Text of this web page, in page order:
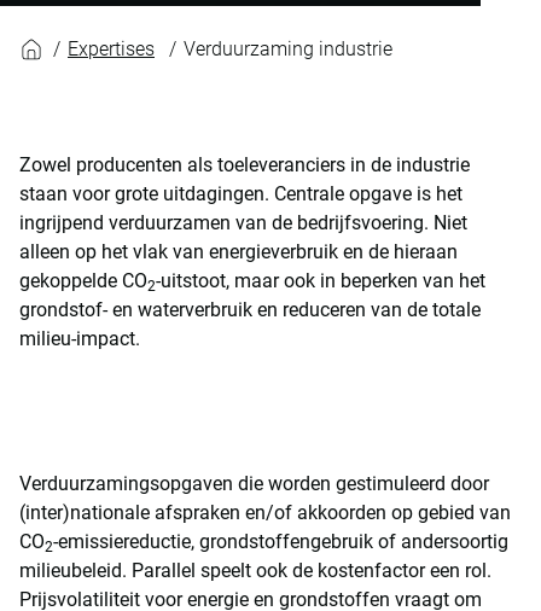
Expertises Verduurzaming industrie
Zowel producenten als toeleveranciers in de industrie
staan voor grote uitdagingen. Centrale opgave is het
ingrijpend verduurzamen van de bedrijfsvoering. Niet
alleen op het vlak van energieverbruik en de hieraan
gekoppelde CO2-uitstoot, maar ook in beperken van het
grondstof- en waterverbruik en reduceren van de totale
milieu-impact.
Verduurzamingsopgaven die worden gestimuleerd door
(inter)nationale afspraken en/of akkoorden op gebied van
CO2-emissiereductie, grondstoffengebruik of andersoortig
milieubeleid. Parallel speelt ook de kostenfactor een rol.
Prijsvolatiliteit voor energie en grondstoffen vraagt om